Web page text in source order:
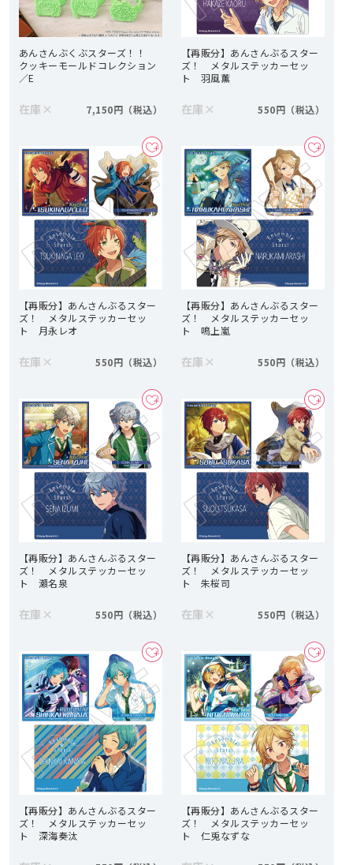
あんさんぶくぶスターズ！！
クッキーモールドコレクション
／E
在庫 × 7,150円
【再販分】あんさんぶるスター
ズ！ メタルステッカーセッ
ト 羽風薫
在庫 × 550円
【再販分】あんさんぶるスター
ズ！ メタルステッカーセッ
ト 月永レオ
在庫 × 550円
【再販分】あんさんぶるスター
ズ！ メタルステッカーセッ
ト 鳴上嵐
在庫 × 550円
【再販分】あんさんぶるスター
ズ！ メタルステッカーセッ
ト 瀬名泉
在庫 × 550円
【再販分】あんさんぶるスター
ズ！ メタルステッカーセッ
ト 朱桜司
在庫 × 550円
【再販分】あんさんぶるスター
ズ！ メタルステッカーセッ
ト 深海奏汰
【再販分】あんさんぶるスター
ズ！ メタルステッカーセッ
ト 仁兎なずな